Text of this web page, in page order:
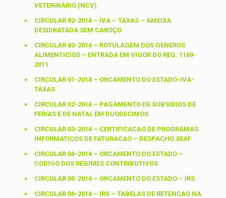
VETERINÁRIO (NCV)
CIRCULAR 82-2014 – IVA – TAXAS – AMEIXA
DESIDRATADA SEM CAROÇO
CIRCULAR 83-2014 – ROTULAGEM DOS GENEROS
ALIMENTICIOS – ENTRADA EM VIGOR DO REG. 1169-
2011
CIRCULAR 01-2014 – ORCAMENTO DO ESTADO-IVA-
TAXAS
CIRCULAR 02-2014 – PAGAMENTO DE SUBSIDIOS DE
FERIAS E DE NATAL EM DUODECIMOS
CIRCULAR 03-2014 – CERTIFICACAO DE PROGRAMAS
INFORMATICOS DE FATURACAO – DESPACHO SEAF
CIRCULAR 04-2014 – ORCAMENTO DO ESTADO –
CODIGO DOS REGIMES CONTRIBUTIVOS
CIRCULAR 05-2014 – ORCAMENTO DO ESTADO – IRS
CIRCULAR 06-2014 – IRS – TABELAS DE RETENCAO NA